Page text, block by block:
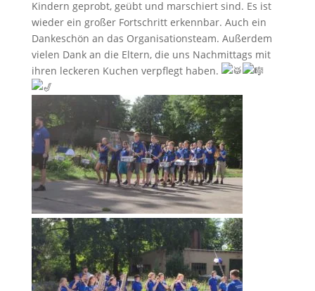
Kindern geprobt, geübt und marschiert sind. Es ist
wieder ein großer Fortschritt erkennbar. Auch ein
Dankeschön an das Organisationsteam. Außerdem
vielen Dank an die Eltern, die uns Nachmittags mit
ihren leckeren Kuchen verpflegt haben.